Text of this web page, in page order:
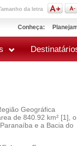
da letra
Conheça:
Geográfica
de 840.92 km² [1], o
e a Bacia do